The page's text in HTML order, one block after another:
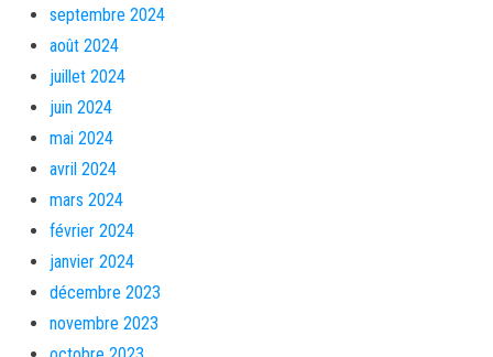
septembre 2024
août 2024
juillet 2024
juin 2024
mai 2024
avril 2024
mars 2024
février 2024
janvier 2024
décembre 2023
novembre 2023